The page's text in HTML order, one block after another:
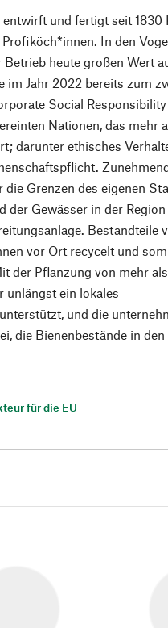
und fertigt seit 1830
In den
heute großen Wert
im Jahr 2022 bereits zum
Social
Nationen, das mehr
darunter ethisches
die Grenzen des eigenen
der Gewässer in der
Bestandteile
vor Ort recycelt und
der Pflanzung von mehr
unlängst ein lokales
und die
die Bienenbestände in den
für die EU